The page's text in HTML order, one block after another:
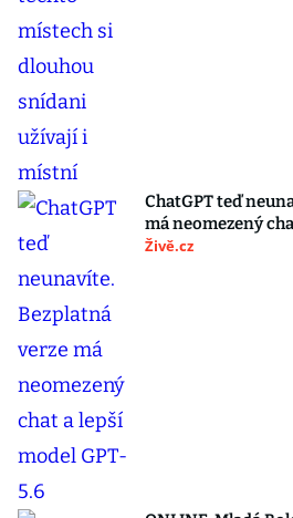
ChatGPT teď
má neomezený
Živě.cz